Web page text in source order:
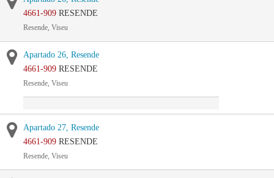
4661-909 RESENDE
Resende, Viseu
Apartado 26, Resende
4661-909 RESENDE
Resende, Viseu
Apartado 27, Resende
4661-909 RESENDE
Resende, Viseu